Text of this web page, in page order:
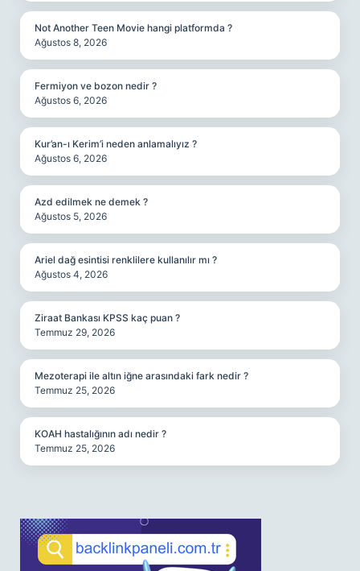
Not Another Teen Movie hangi platformda ?
Ağustos 8, 2026
Fermiyon ve bozon nedir ?
Ağustos 6, 2026
Kur’an-ı Kerim’i neden anlamalıyız ?
Ağustos 6, 2026
Azd edilmek ne demek ?
Ağustos 5, 2026
Ariel dağ esintisi renklilere kullanılır mı ?
Ağustos 4, 2026
Ziraat Bankası KPSS kaç puan ?
Temmuz 29, 2026
Mezoterapi ile altın iğne arasındaki fark nedir ?
Temmuz 25, 2026
KOAH hastalığının adı nedir ?
Temmuz 25, 2026